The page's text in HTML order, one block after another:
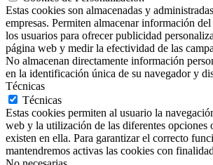
Estas cookies son almacenadas y
empresas. Permiten almacenar información
los usuarios para ofrecer publicidad
página web y medir la efectividad de las
No almacenan directamente información
en la identificación única de su navegador y
Técnicas
Técnicas
Estas cookies permiten al usuario la
web y la utilización de las diferentes opciones
existen en ella. Para garantizar el correcto
mantendremos activas las cookies con